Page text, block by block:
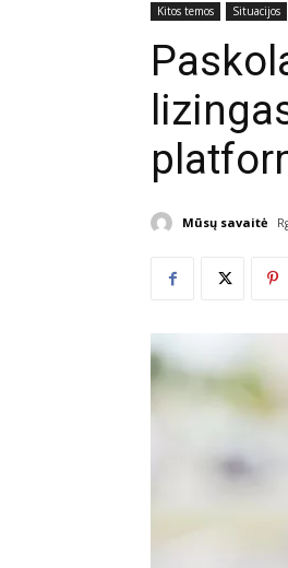
Kitos temos Situacijos
Mūsų savaitė